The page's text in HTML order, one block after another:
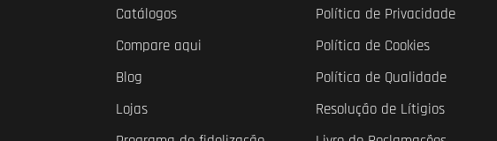
Catálogos
Compare aqui
Blog
Lojas
Política de Privacidade
Política de Cookies
Política de Qualidade
Resolução de Lítigios